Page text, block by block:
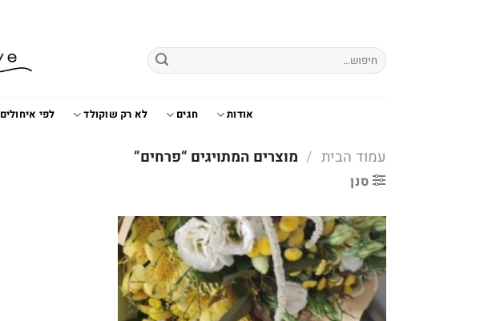
חיפוש
עבור:
אודות חגים לא רק שוקולד לפי איחולים
עמוד הבית / מוצרים המתויגים “פרחים”
סנן
Add to
wishlist